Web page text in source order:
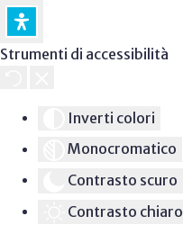
Strumenti di accessibilità
Inverti colori
Monocromatico
Contrasto scuro
Contrasto chiaro